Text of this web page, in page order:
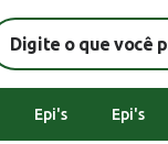
Epi's Epi's